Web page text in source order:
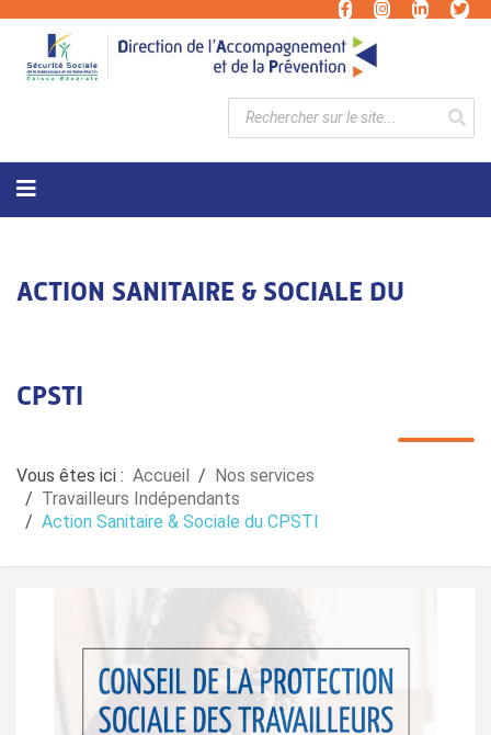
ACTION SANITAIRE & SOCIALE DU
CPSTI
Vous êtes ici : Accueil
Nos services
Travailleurs Indépendants
Action Sanitaire & Sociale du CPSTI